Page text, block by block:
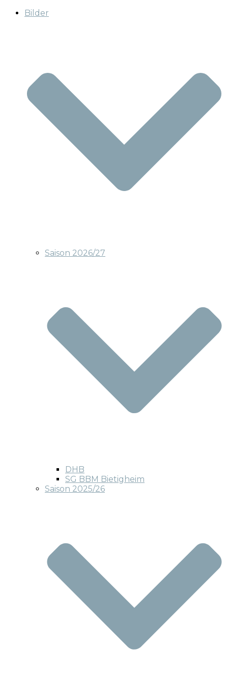
Bilder
Saison 2026/27
DHB
SG BBM Bietigheim
Saison 2025/26